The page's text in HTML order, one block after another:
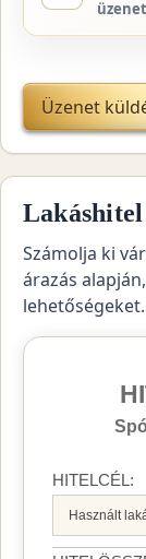
Üzenet
Számolja ki
árazás
lehetőségeket.